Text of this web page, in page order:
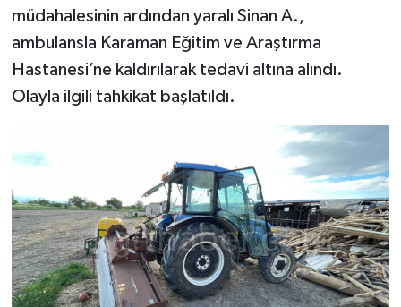
müdahalesinin ardından yaralı Sinan A.,
ambulansla Karaman Eğitim ve Araştırma
Hastanesi’ne kaldırılarak tedavi altına alındı.
Olayla ilgili tahkikat başlatıldı.